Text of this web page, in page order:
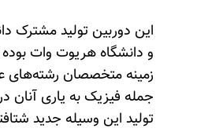
این دوربین تولید مشترک
و دانشگاه هریوت وات
زمینه متخصصان رشته‌های
جمله فیزیک به یاری آنان
تولید این وسیله جدید